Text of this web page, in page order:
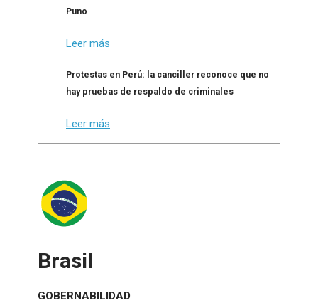
Puno
Leer más
Protestas en Perú: la canciller reconoce que no
hay pruebas de respaldo de criminales
Leer más
Brasil
GOBERNABILIDAD